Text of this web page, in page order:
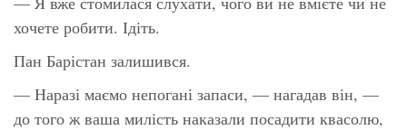
хочете робити. Ідіть.
Пан Барістан залишився.
— Наразі маємо непогані запаси, — нагадав він, —
до того ж ваша милість наказали посадити квасолю,